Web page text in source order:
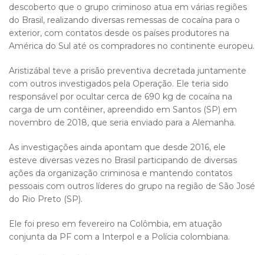
descoberto que o grupo criminoso atua em várias regiões
do Brasil, realizando diversas remessas de cocaína para o
exterior, com contatos desde os países produtores na
América do Sul até os compradores no continente europeu.
Aristizábal teve a prisão preventiva decretada juntamente
com outros investigados pela Operação. Ele teria sido
responsável por ocultar cerca de 690 kg de cocaína na
carga de um contêiner, apreendido em Santos (SP) em
novembro de 2018, que seria enviado para a Alemanha.
As investigações ainda apontam que desde 2016, ele
esteve diversas vezes no Brasil participando de diversas
ações da organização criminosa e mantendo contatos
pessoais com outros líderes do grupo na região de São José
do Rio Preto (SP).
Ele foi preso em fevereiro na Colômbia, em atuação
conjunta da PF com a Interpol e a Polícia colombiana.